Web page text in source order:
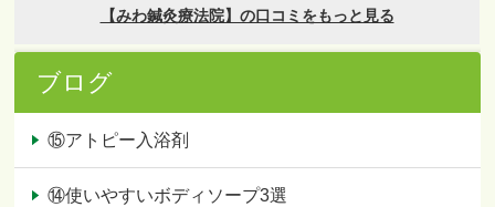
ブログ
⑮アトピー入浴剤
⑭使いやすいボディソープ3選